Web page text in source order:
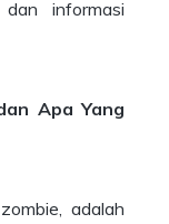
informasi
Apa Yang
adalah